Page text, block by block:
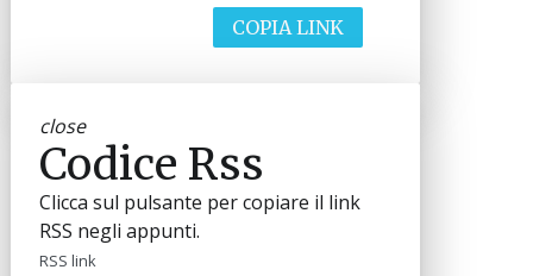
COPIA LINK
close
Codice Rss
Clicca sul pulsante per copiare il link
RSS negli appunti.
RSS link